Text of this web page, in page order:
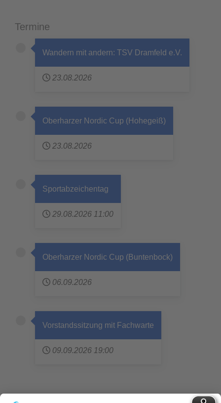
Termine
Wandern mit andern: TSV Dramfeld e.V.
23.08.2026
Oberharzer Nordic Cup (Hohegeiß)
23.08.2026
Sportabzeichentag
29.08.2026 11:00
Oberharzer Nordic Cup (Buntenbock)
06.09.2026
Vorstandssitzung mit Fachwarte
09.09.2026 19:00